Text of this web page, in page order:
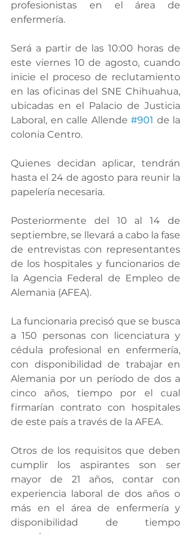
profesionistas en el área de
enfermería.
Será a partir de las 10:00 horas de
este viernes 10 de agosto, cuando
inicie el proceso de reclutamiento
en las oficinas del SNE Chihuahua,
ubicadas en el Palacio de Justicia
Laboral, en calle Allende #901 de la
colonia Centro.
Quienes decidan aplicar, tendrán
hasta el 24 de agosto para reunir la
papelería necesaria.
Posteriormente del 10 al 14 de
septiembre, se llevará a cabo la fase
de entrevistas con representantes
de los hospitales y funcionarios de
la Agencia Federal de Empleo de
Alemania (AFEA).
La funcionaria precisó que se busca
a 150 personas con licenciatura y
cédula profesional en enfermería,
con disponibilidad de trabajar en
Alemania por un período de dos a
cinco años, tiempo por el cual
firmarían contrato con hospitales
de este país a través de la AFEA.
Otros de los requisitos que deben
cumplir los aspirantes son ser
mayor de 21 años, contar con
experiencia laboral de dos años o
más en el área de enfermería y
disponibilidad de tiempo